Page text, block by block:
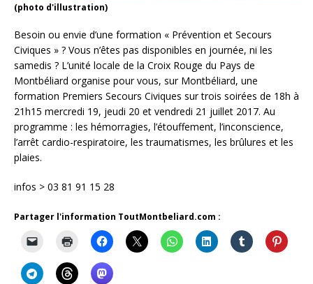
(photo d'illustration)
Besoin ou envie d’une formation « Prévention et Secours
Civiques » ? Vous n’êtes pas disponibles en journée, ni les
samedis ? L’unité locale de la Croix Rouge du Pays de
Montbéliard organise pour vous, sur Montbéliard, une
formation Premiers Secours Civiques sur trois soirées de 18h à
21h15 mercredi 19, jeudi 20 et vendredi 21 juillet 2017. Au
programme : les hémorragies, l’étouffement, l’inconscience,
l’arrêt cardio-respiratoire, les traumatismes, les brûlures et les
plaies.
infos > 03 81 91 15 28
Partager l'information ToutMontbeliard.com :